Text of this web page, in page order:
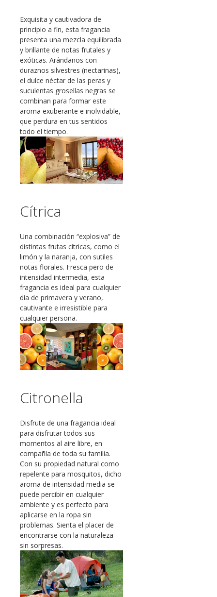
Exquisita y cautivadora de
principio a fin, esta fragancia
presenta una mezcla equilibrada
y brillante de notas frutales y
exóticas. Arándanos con
duraznos silvestres (nectarinas),
el dulce néctar de las peras y
suculentas grosellas negras se
combinan para formar este
aroma exuberante e inolvidable,
que perdura en tus sentidos
todo el tiempo.
Cítrica
Una combinación “explosiva” de
distintas frutas cítricas, como el
limón y la naranja, con sutiles
notas florales. Fresca pero de
intensidad intermedia, esta
fragancia es ideal para cualquier
día de primavera y verano,
cautivante e irresistible para
cualquier persona.
Citronella
Disfrute de una fragancia ideal
para disfrutar todos sus
momentos al aire libre, en
compañía de toda su familia.
Con su propiedad natural como
repelente para mosquitos, dicho
aroma de intensidad media se
puede percibir en cualquier
ambiente y es perfecto para
aplicarse en la ropa sin
problemas. Sienta el placer de
encontrarse con la naturaleza
sin sorpresas.